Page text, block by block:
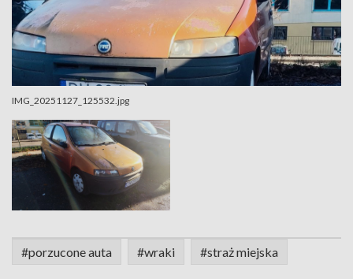
IMG_20251127_125532.jpg
#porzucone auta #wraki #straż miejska